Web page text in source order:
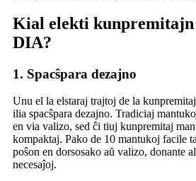
Kial elekti kunpremitajn
DIA?
1. Spacŝpara dezajno
Unu el la elstaraj trajtoj de la
ilia spacŝpara dezajno. Tradiciaj
en via valizo, sed ĉi tiuj kunpremitaj
kompaktaj. Pako de 10 mantukoj facile
poŝon en dorsosako aŭ valizo, donante
necesaĵoj.